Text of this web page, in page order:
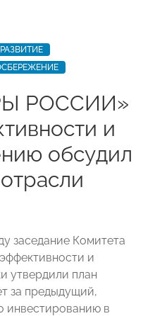
РОССИИ»
и
обсудил
заседание Комитета
и
утвердили план
за предыдущий,
инвестированию в